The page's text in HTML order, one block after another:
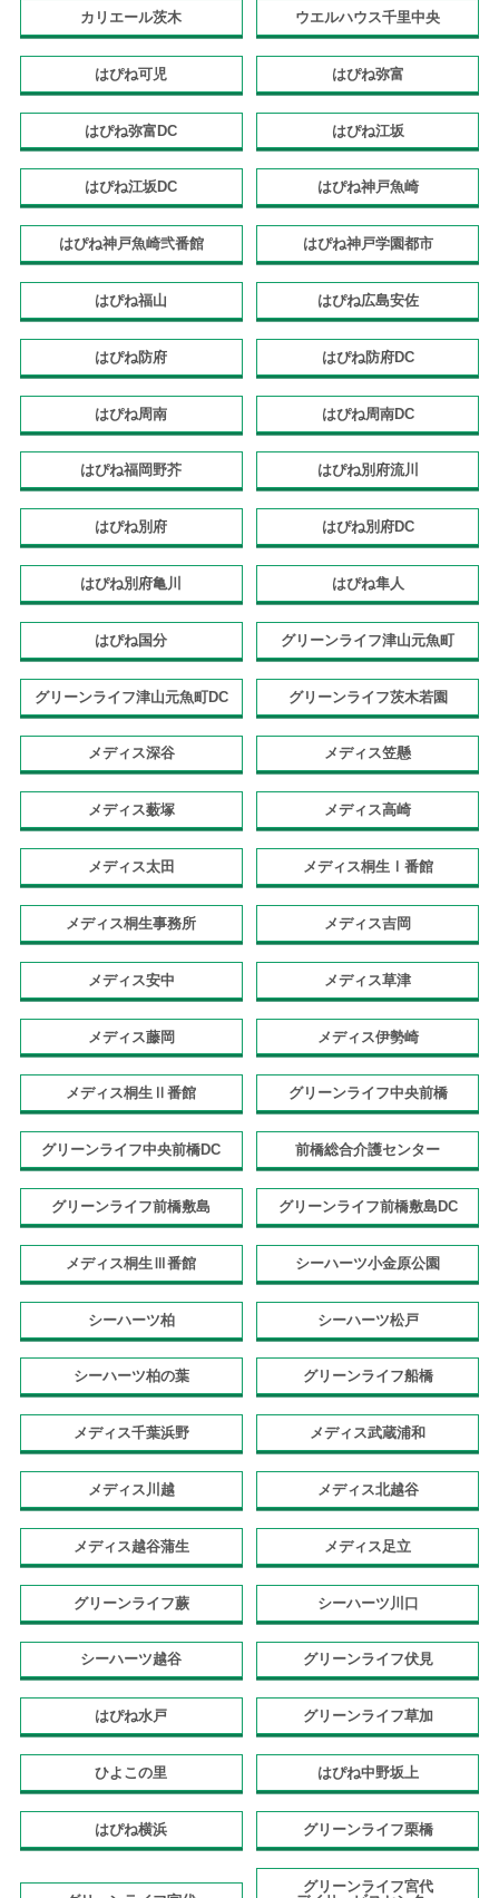
カリエール茨木 ウエルハウス千里中央
はぴね可児 はぴね弥富
はぴね弥富DC はぴね江坂
はぴね江坂DC はぴね神戸魚崎
はぴね神戸魚崎弐番館 はぴね神戸学園都市
はぴね福山 はぴね広島安佐
はぴね防府 はぴね防府DC
はぴね周南 はぴね周南DC
はぴね福岡野芥 はぴね別府流川
はぴね別府 はぴね別府DC
はぴね別府亀川 はぴね隼人
はぴね国分 グリーンライフ津山元魚町
グリーンライフ津山元魚町DC グリーンライフ茨木若園
メディス深谷 メディス笠懸
メディス薮塚 メディス高崎
メディス太田 メディス桐生Ⅰ番館
メディス桐生事務所 メディス吉岡
メディス安中 メディス草津
メディス藤岡 メディス伊勢崎
メディス桐生Ⅱ番館 グリーンライフ中央前橋
グリーンライフ中央前橋DC 前橋総合介護センター
グリーンライフ前橋敷島 グリーンライフ前橋敷島DC
メディス桐生Ⅲ番館 シーハーツ小金原公園
シーハーツ柏 シーハーツ松戸
シーハーツ柏の葉 グリーンライフ船橋
メディス千葉浜野 メディス武蔵浦和
メディス川越 メディス北越谷
メディス越谷蒲生 メディス足立
グリーンライフ蕨 シーハーツ川口
シーハーツ越谷 グリーンライフ伏見
はぴね水戸 グリーンライフ草加
ひよこの里 はぴね中野坂上
はぴね横浜 グリーンライフ栗橋
グリーンライフ宮代